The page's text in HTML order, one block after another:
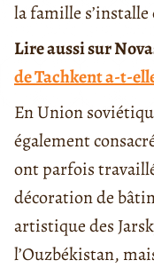
la famille
Lire aussi sur
de Tachkent a-t-
En Union
également
ont parfois
décoration de
artistique des
l’Ouzbékistan,